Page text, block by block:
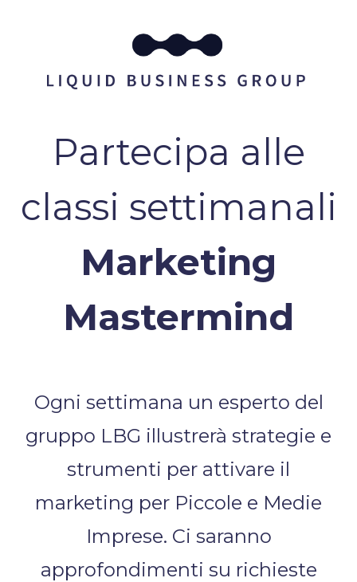
Partecipa alle
classi settimanali
Marketing
Mastermind
Ogni settimana un esperto del
gruppo LBG illustrerà strategie e
strumenti per attivare il
marketing per Piccole e Medie
Imprese. Ci saranno
approfondimenti su richieste